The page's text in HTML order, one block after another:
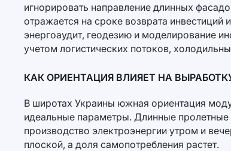
игнорировать направление длинных
отражается на сроке возврата
энергоаудит, геодезию и моделирование
учетом логистических потоков,
КАК ОРИЕНТАЦИЯ ВЛИЯЕТ НА
В широтах Украины южная ориентация
идеальные параметры. Длинные
производство электроэнергии утром и
плоской, а доля самопотребления растет.